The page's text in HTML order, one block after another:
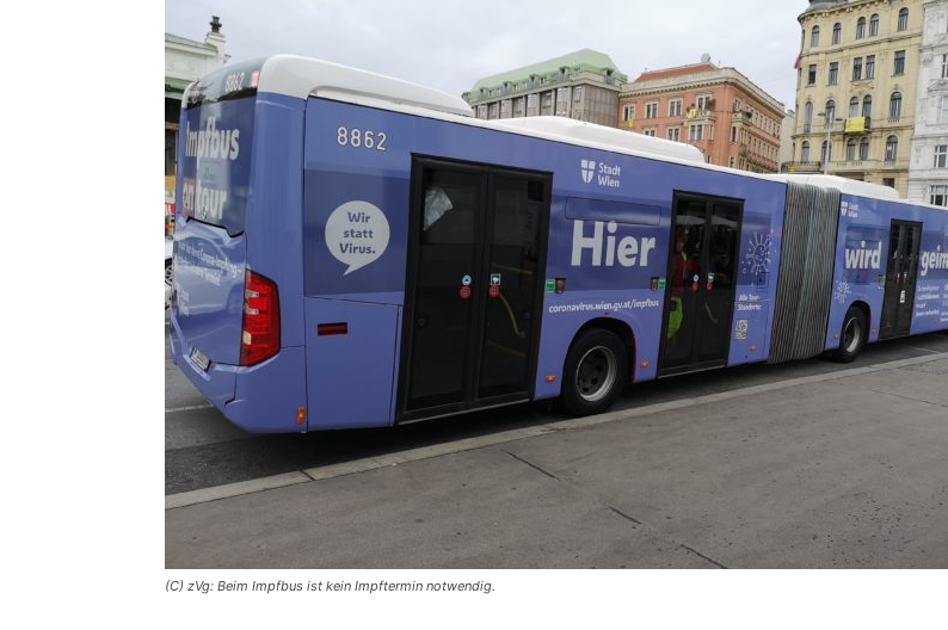
(C) zVg: Beim Impfbus ist kein Impftermin notwendig.